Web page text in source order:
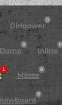
Girlpower
0
0
Inline
0
1
Mässa
0
0